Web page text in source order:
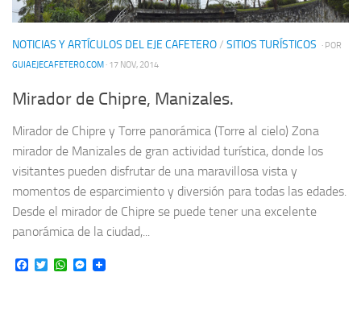
NOTICIAS Y ARTÍCULOS DEL EJE CAFETERO/ SITIOS TURÍSTICOS · POR
GUIAEJECAFETERO.COM · 17 NOV, 2014
Mirador de Chipre, Manizales.
Mirador de Chipre y Torre panorámica (Torre al cielo) Zona
mirador de Manizales de gran actividad turística, donde los
visitantes pueden disfrutar de una maravillosa vista y
momentos de esparcimiento y diversión para todas las edades.
Desde el mirador de Chipre se puede tener una excelente
panorámica de la ciudad,...
Facebook
TwitterWhatsApp
Messenger